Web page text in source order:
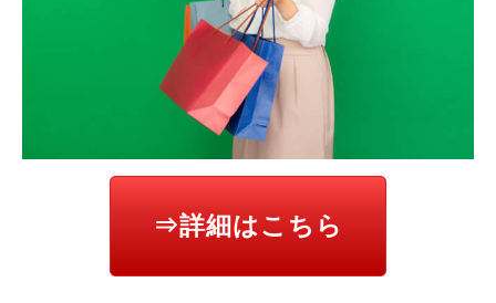
⇒詳細はこちら